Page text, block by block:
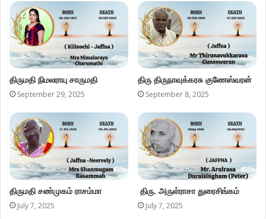
Leave a Reply
Required fields are
marked*